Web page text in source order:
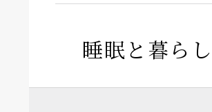
睡眠と暮ら